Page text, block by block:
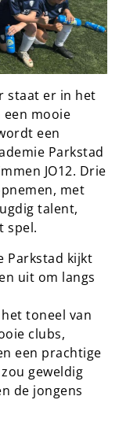
staat er in het
een mooie
een
Parkstad
JO12. Drie
met
talent,
spel.
Parkstad kijkt
uit om langs
toneel van
clubs,
een prachtige
geweldig
de jongens